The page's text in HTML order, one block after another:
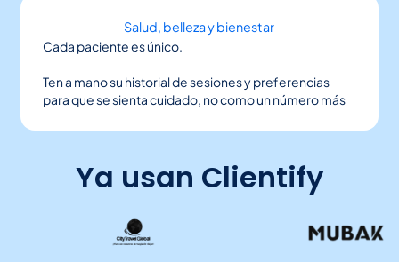
Salud, belleza y bienestar
Cada paciente es único.
Ten a mano su historial de sesiones y preferencias
para que se sienta cuidado, no como un número más
Ya usan Clientify